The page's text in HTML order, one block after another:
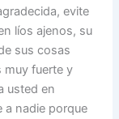
evite
líos ajenos, su
sus cosas
muy fuerte y
usted en
a nadie porque